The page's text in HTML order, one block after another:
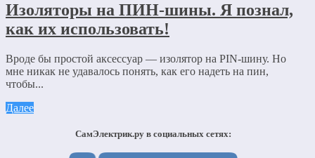
Изоляторы на ПИН-шины. Я познал,
как их использовать!
Вроде бы простой аксессуар — изолятор на PIN-шину. Но
мне никак не удавалось понять, как его надеть на пин,
чтобы...
Далее
СамЭлектрик.ру в социальных сетях: